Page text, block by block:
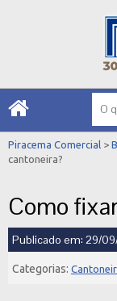
Como
Publicado em: 29/
Categorias:
Piracema Comercial >
cantoneira?